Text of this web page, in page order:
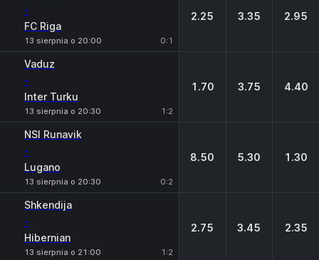
-
FC Riga
13 sierpnia o 20:00 0:1
2.25 3.35 2.95
Vaduz
-
Inter Turku
13 sierpnia o 20:30 1:2
1.70 3.75 4.40
NSI Runavik
-
Lugano
13 sierpnia o 20:30 0:2
8.50 5.30 1.30
Shkendija
-
Hibernian
13 sierpnia o 21:00 1:2
2.75 3.45 2.35